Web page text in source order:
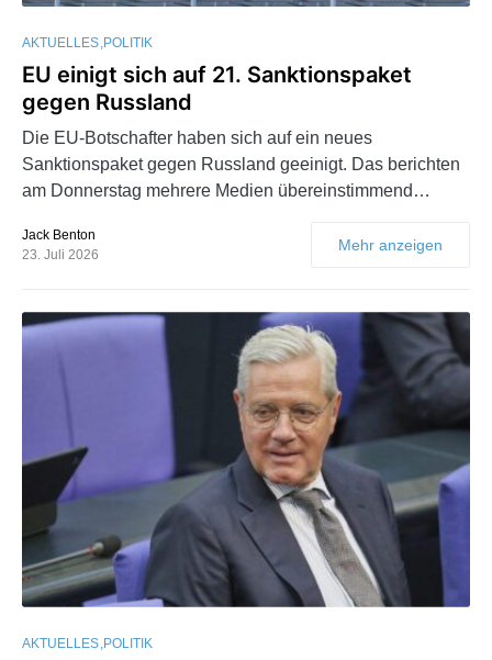
AKTUELLES POLITIK
EU einigt sich auf 21. Sanktionspaket
gegen Russland
Die EU-Botschafter haben sich auf ein neues
Sanktionspaket gegen Russland geeinigt. Das berichten
am Donnerstag mehrere Medien übereinstimmend…
Jack Benton
23. Juli 2026
Mehr anzeigen
AKTUELLES POLITIK